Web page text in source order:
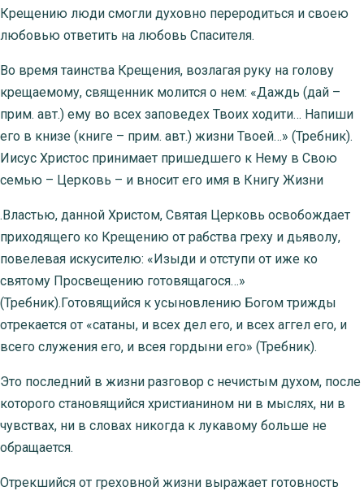
Крещению люди смогли духовно переродиться и своею
любовью ответить на любовь Спасителя.
Во время таинства Крещения, возлагая руку на голову
крещаемому, священник молится о нем: «Даждь (дай –
прим. авт.) ему во всех заповедех Твоих ходити… Напиши
его в книзе (книге – прим. авт.) жизни Твоей…» (Требник).
Иисус Христос принимает пришедшего к Нему в Свою
семью – Церковь – и вносит его имя в Книгу Жизни
.Властью, данной Христом, Святая Церковь освобождает
приходящего ко Крещению от рабства греху и дьяволу,
повелевая искусителю: «Изыди и отступи от иже ко
святому Просвещению готовящагося…»
(Требник).Готовящийся к усыновлению Богом трижды
отрекается от «сатаны, и всех дел его, и всех аггел его, и
всего служения его, и всея гордыни его» (Требник).
Это последний в жизни разговор с нечистым духом, после
которого становящийся христианином ни в мыслях, ни в
чувствах, ни в словах никогда к лукавому больше не
обращается.
Отрекшийся от греховной жизни выражает готовность